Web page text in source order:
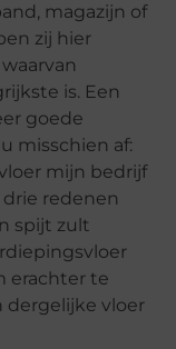
magazijn of
zij hier
is. Een
goede
misschien af:
mijn bedrijf
drie redenen
spijt zult
erachter te
dergelijke vloer